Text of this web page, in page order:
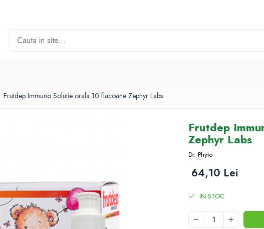
Frutdep Immuno Solutie orala 10 flacoane Zephyr Labs
Frutdep
Zephyr Labs
Dr. Phyto
64,10 Lei
IN STOC